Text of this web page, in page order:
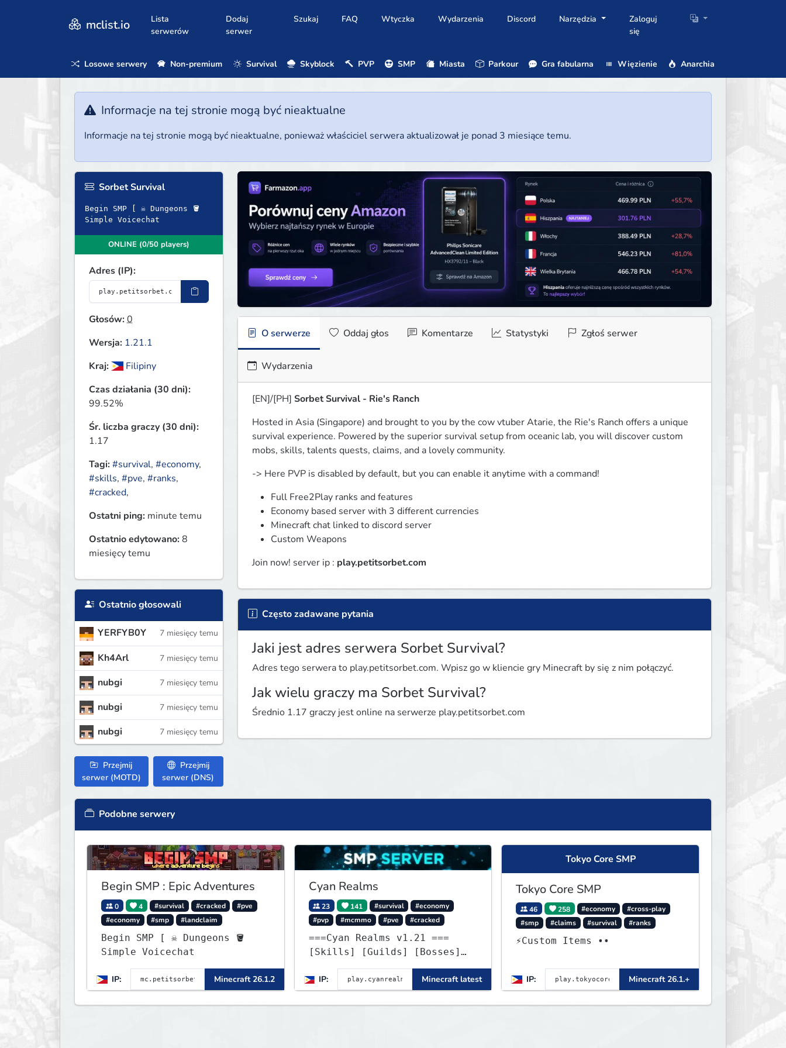
mclist.io
Lista
serwerów
Dodaj
serwer
Szukaj FAQ Wtyczka Wydarzenia Discord Narzędzia
Zaloguj
się
Losowe serwery Non-premium Survival Skyblock PVP SMP Miasta Parkour Gra fabularna Więzienie Anarchia
Informacje na tej stronie mogą być nieaktualne
Informacje na tej stronie mogą być nieaktualne, ponieważ właściciel serwera aktualizował je ponad 3 miesiące temu.
Sorbet Survival
Begin SMP [ ☠ Dungeons 🪣
Simple Voicechat
ONLINE (0/50 players)
Adres (IP):
Głosów:0
Wersja: 1.21.1
Kraj:
Filipiny
Czas działania (30 dni):
99.52%
Śr. liczba graczy (30 dni):
1.17
Tagi:#survival, #economy,
#skills, #pve, #ranks,
#cracked,
Ostatni ping: minute temu
Ostatnio edytowano:8
miesięcy temu
Ostatnio głosowali
YERFYB0Y 7 miesięcy temu
Kh4Arl 7 miesięcy temu
nubgi 7 miesięcy temu
nubgi 7 miesięcy temu
nubgi 7 miesięcy temu
Przejmij
serwer (MOTD)
Przejmij
serwer (DNS)
O serwerze Oddaj głos Komentarze Statystyki Zgłoś serwer
Wydarzenia
[EN]/[PH] Sorbet Survival - Rie's Ranch
Hosted in Asia (Singapore) and brought to you by the cow vtuber Atarie, the Rie's Ranch offers a unique
survival experience. Powered by the superior survival setup from oceanic lab, you will discover custom
mobs, skills, talents quests, claims, and a lovely community.
-> Here PVP is disabled by default, but you can enable it anytime with a command!
Full Free2Play ranks and features
Economy based server with 3 different currencies
Minecraft chat linked to discord server
Custom Weapons
Join now! server ip : play.petitsorbet.com
Często zadawane pytania
Jaki jest adres serwera Sorbet Survival?
Adres tego serwera to play.petitsorbet.com. Wpisz go w kliencie gry Minecraft by się z nim połączyć.
Jak wielu graczy ma Sorbet Survival?
Średnio 1.17 graczy jest online na serwerze play.petitsorbet.com
Podobne serwery
Begin SMP : Epic Adventures
0 4 #survival #cracked
#pve
#economy
#smp #landclaim
Begin SMP [ ☠ Dungeons 🪣
Simple Voicechat
IP: Minecraft 26.1.2
Cyan Realms
23 141 #survival
#economy
#pvp
#mcmmo #pve #cracked
===Cyan Realms v1.21 ===
[Skills] [Guilds] [Bosses]
[Unique] [No Griefing]
IP:
Minecraft latest
Tokyo Core SMP
Tokyo Core SMP
46 258 #economy
#cross-play
#smp
#claims #survival #ranks
⚡Custom Items ••
IP: Minecraft 26.1.+